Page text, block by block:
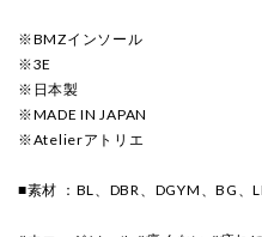
※BMZインソール
※3E
※日本製
※MADE IN JAPAN
※Atelierアトリエ
■素材 ：BL、DBR、DGYM、BG、